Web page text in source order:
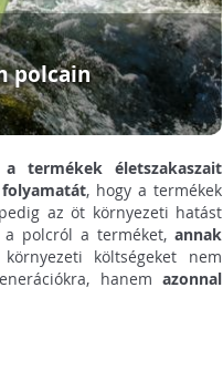
polcain
a termékek életszakaszait
, hogy a termékek
az öt környezeti hatást
polcról a terméket, annak
költségeket nem
hanem azonnal